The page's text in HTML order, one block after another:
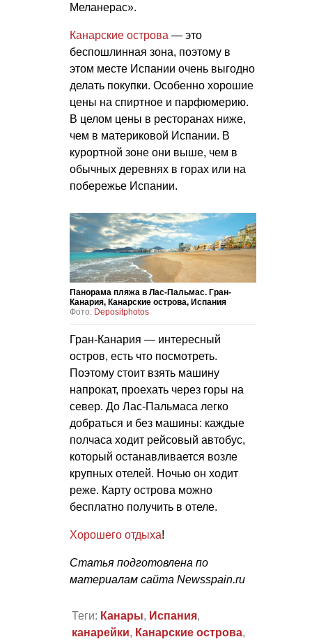
Меланерас».
Канарские острова — это
беспошлинная зона, поэтому в
этом месте Испании очень выгодно
делать покупки. Особенно хорошие
цены на спиртное и парфюмерию.
В целом цены в ресторанах ниже,
чем в материковой Испании. В
курортной зоне они выше, чем в
обычных деревнях в горах или на
побережье Испании.
Панорама пляжа в Лас-Пальмас. Гран-
Канария, Канарские острова, Испания
Фото: Depositphotos
Гран-Канария — интересный
остров, есть что посмотреть.
Поэтому стоит взять машину
напрокат, проехать через горы на
север. До Лас-Пальмаса легко
добраться и без машины: каждые
полчаса ходит рейсовый автобус,
который останавливается возле
крупных отелей. Ночью он ходит
реже. Карту острова можно
бесплатно получить в отеле.
Хорошего отдыха!
Статья подготовлена по
материалам сайта Newsspain.ru
Теги: Канары, Испания,
канарейки, Канарские острова,